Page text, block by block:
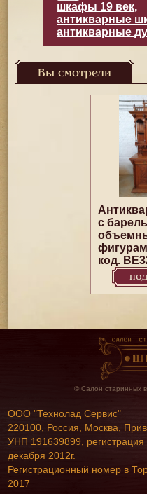
шкафы 19 век,
антикварные
антикварные
Вы смотрели
с
код.
© Салон старинных
ООО "Технолад Сервис"
220100, Россия, Москва,
УНП 191639899,
декабря 2012г.
Регистрационный номер в
2017